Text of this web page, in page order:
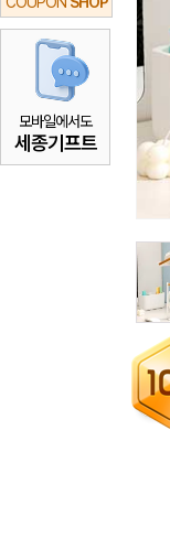
모바일에서도
세종기프트